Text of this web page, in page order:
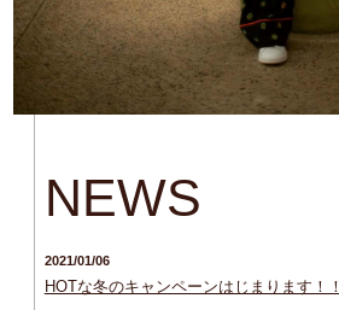
NEWS
2021/01/06
HOTな冬のキャンペーンはじまります！！